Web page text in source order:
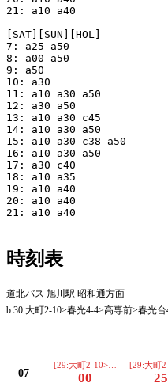
21: a10 a40
[SAT][SUN][HOL]
7: a25 a50
8: a00 a50
9: a50
10: a30
11: a10 a30 a50
12: a30 a50
13: a10 a30 c45
14: a10 a30 a50
15: a10 a30 c38 a50
16: a10 a30 a50
17: a30 c40
18: a10 a35
19: a10 a40
20: a10 a40
21: a10 a40
時刻表
道北バス 旭川駅 昭和通方面
b:30:大町2-10>春光4-4>高専前>春光
07
[29:大町2-10>春光4-4>高専
00
[29:大町
25